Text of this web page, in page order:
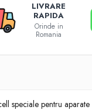
LIVRARE
RAPIDA
Orinde in
Romania
speciale pentru